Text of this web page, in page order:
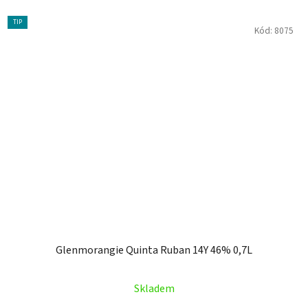
TIP
Glenmorangie Quinta Ruban 14Y 46% 0,7L
Skladem
Kód: 8075